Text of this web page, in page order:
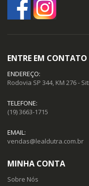
ENTRE EM CONTATO
ENDEREÇO:
Rodovia SP 344, KM 276 -
TELEFONE:
(19) 3663-1715
EMAIL:
vendas@lealdutra.com.br
MINHA CONTA
Sobre Nós